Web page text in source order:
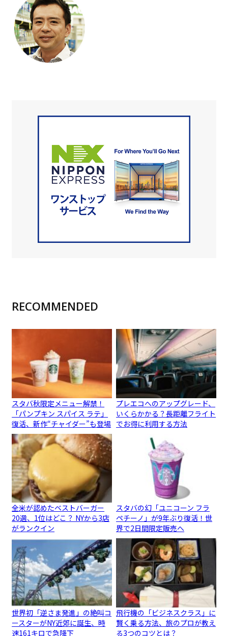
RECOMMENDED
スタバ秋限定メニュー解禁！
「パンプキン スパイス ラテ」
復活、新作“チャイダー”も登場
プレエコへのアップグレード、
いくらかかる？長距離フライト
でお得に利用する方法
全米が認めたベストバーガー
20選、1位はどこ？ NYから3店
がランクイン
スタバの幻「ユニコーン フラ
ペチーノ」が9年ぶり復活！世
界で2日間限定販売へ
世界初「逆さま発進」の絶叫コ
ースターがNY近郊に誕生、時
速161キロで急降下
飛行機の「ビジネスクラス」に
賢く乗る方法、旅のプロが教え
る3つのコツとは？